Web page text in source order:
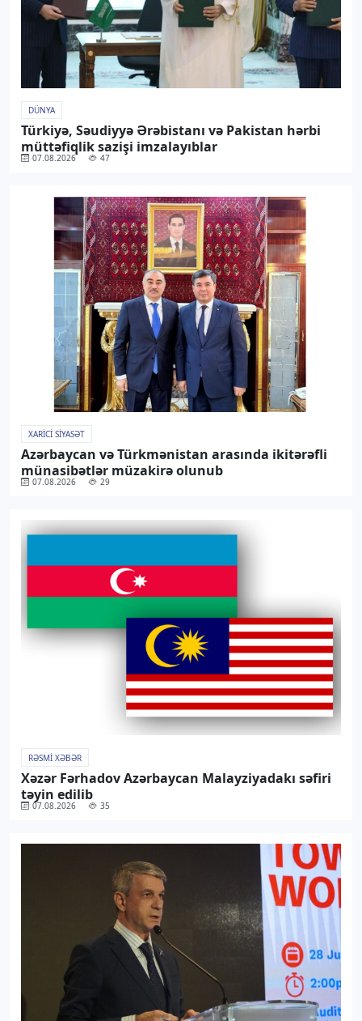
DÜNYA
Türkiyə, Səudiyyə Ərəbistanı və Pakistan hərbi
müttəfiqlik sazişi imzalayıblar
07.08.2026 47
XARICI SIYASƏT
Azərbaycan və Türkmənistan arasında ikitərəfli
münasibətlər müzakirə olunub
07.08.2026 29
RƏSMI XƏBƏR
Xəzər Fərhadov Azərbaycan Malayziyadakı səfiri
təyin edilib
07.08.2026 35